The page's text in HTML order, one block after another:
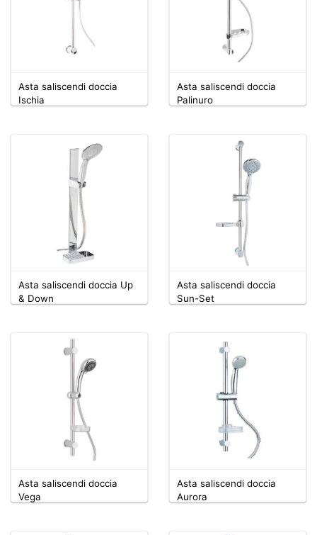
Asta saliscendi doccia
Ischia
Asta saliscendi doccia
Palinuro
Asta saliscendi doccia Up
& Down
Asta saliscendi doccia
Sun-Set
Asta saliscendi doccia
Vega
Asta saliscendi doccia
Aurora